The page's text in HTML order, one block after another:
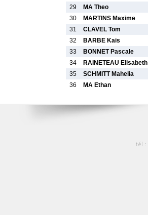
29
MA Theo
30
MARTINS Maxime
31
CLAVEL Tom
32
BARBE Kais
33
BONNET Pascale
34
RAINETEAU Elisabeth
35
SCHMITT Mahelia
36
MA Ethan
tél :